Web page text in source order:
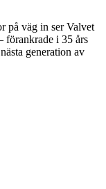
på väg in ser Valvet
förankrade i 35 års
generation av